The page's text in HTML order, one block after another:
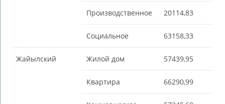
Производственное 20114,83
Социальное 63158,33
Жайылский Жилой дом 57439,95
Квартира 66290,99